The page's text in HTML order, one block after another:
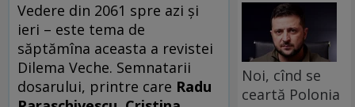
Vedere din 2061 spre azi şi
ieri – este tema de
săptămîna aceasta a revistei
Dilema Veche. Semnatarii
dosarului, printre care Radu
Noi, cînd se
ceartă Polonia